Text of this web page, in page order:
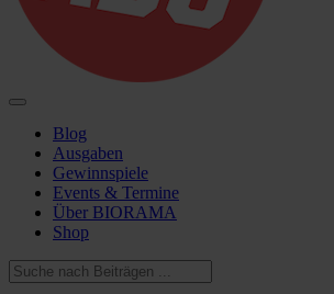
Blog
Ausgaben
Gewinnspiele
Events & Termine
Über BIORAMA
Shop